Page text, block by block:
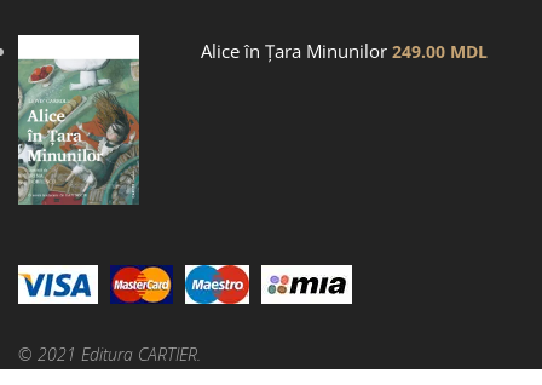
Alice în Țara Minunilor 249.00 MDL
© 2021 Editura CARTIER.